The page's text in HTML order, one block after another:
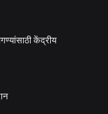
केंद्रीय